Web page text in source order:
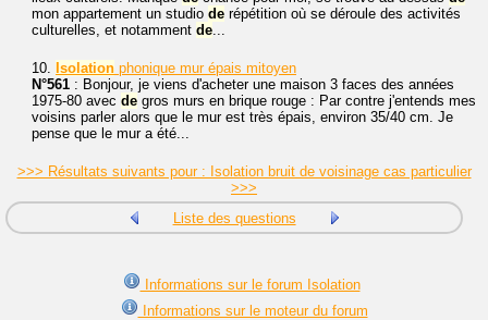
mon appartement un studio de répétition où se déroule des activités
culturelles, et notamment de
10. Isolation phonique mur épais mitoyen
N°561 : Bonjour, je viens d'acheter une maison 3 faces des années
1975-80 avec de gros murs en brique rouge : Par contre j'entends mes
voisins parler alors que le mur est très épais, environ 35/40 cm. Je
pense que le mur a été...
>>> Résultats suivants pour : Isolation bruit de voisinage cas particulier
>>>
Liste des questions
Informations sur le forum Isolation
Informations sur le moteur du forum